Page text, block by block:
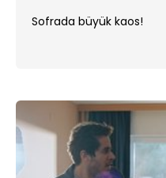
Sofrada büyük kaos!